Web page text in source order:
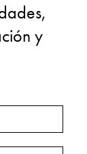
y